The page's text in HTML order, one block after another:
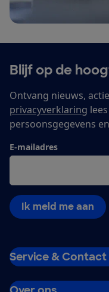
Blijf op de
Ontvang nieuws,
privacyverklaring
persoonsgegevens
E-mailadres
Ik meld me aan
Service & Contact